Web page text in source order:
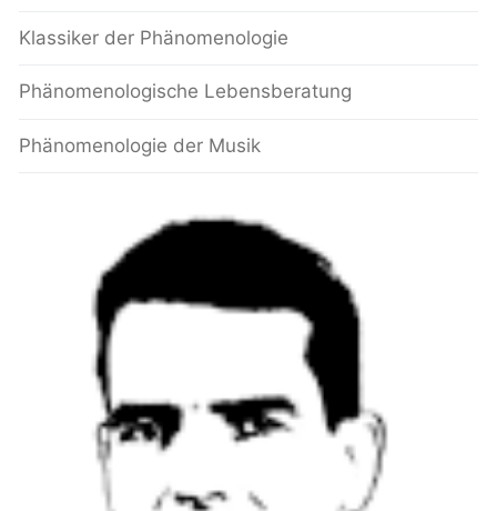
Klassiker der Phänomenologie
Phänomenologische Lebensberatung
Phänomenologie der Musik